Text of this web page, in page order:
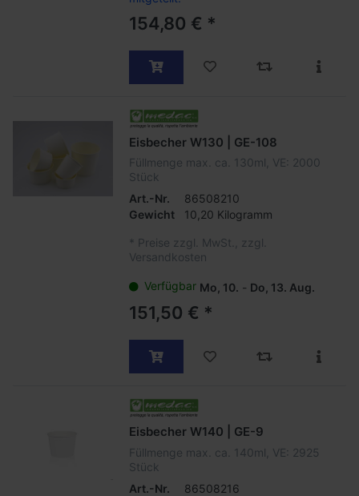
154,80 € *
Eisbecher W130 | GE-108
Füllmenge max. ca. 130ml, VE: 2000
Stück
Art.-Nr.
86508210
Gewicht
10,20 Kilogramm
* Preise zzgl. MwSt., zzgl.
Versandkosten
Verfügbar Mo, 10. - Do, 13. Aug.
151,50 € *
Eisbecher W140 | GE-9
Füllmenge max. ca. 140ml, VE: 2925
Stück
Art.-Nr.
86508216